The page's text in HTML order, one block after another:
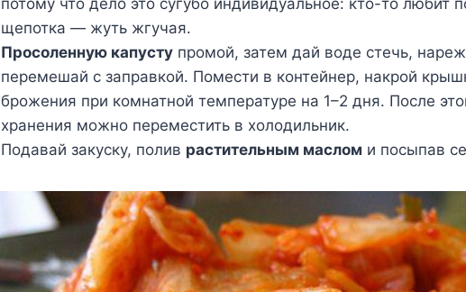
потому что дело это сугубо индивидуальное: кто-то любит
щепотка — жуть жгучая.
Просоленную капусту промой, затем дай воде стечь,
перемешай с заправкой. Помести в контейнер, накрой
брожения при комнатной температуре на 1–2 дня. После
хранения можно переместить в холодильник.
Подавай закуску, полив растительным маслом и посыпав